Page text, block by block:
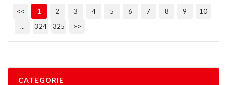
<< 1 2 3 4 5 6 7 8 9
10
...
324 325 >>
CATEGORIE